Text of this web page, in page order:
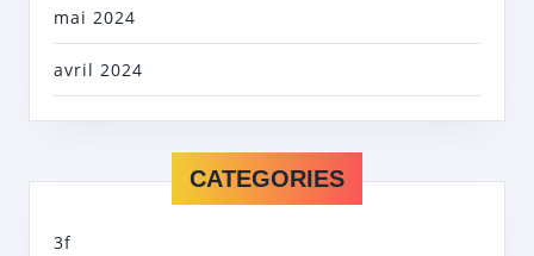
mai 2024
avril 2024
CATEGORIES
3f